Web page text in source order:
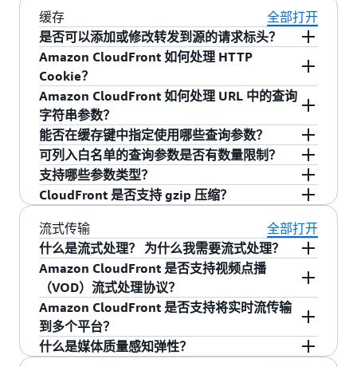
过 CloudFront 分发和源之间的加密通信实现
端到端数据保护。
应用程序。源 mTLS 可以确保只有您授权的
CloudFront 分发才能与 API 建立连接，从而防范
中间人攻击和未授权访问尝试。
码工作流。
行、需要在各类基础设施上实施统一安全控制的
组织，也适用于需要始终可以通过互联网访问源
以支持其他合法服务，同时仍然需要通过基于证
书身份验证保障 CloudFront 访问安全的场景。为
了最大程度地提高安全性，您可以将两种方法结
合使用：使用 VPC 源进行私有连接，并搭配源站
mTLS，通过为每个分发使用唯一的客户端证书，
实现分发级访问控制。
IPv4 成本。如果您想简化安全管理，VPC 源是完
美的选择，它可以让您更加专注于发展核心业
务，而不是管理复杂的安全措施。
管理 — VPC 源允许您将源移动到没有公共访
问权限的私有子网，而无需实施访问控制列
表、秘密共享标头或其他限制源访问权限的机
制，从而减少安全地 CloudFront - 源连接所需
的运营开销。这样，您就可以轻松使用
CloudFront 来保护他们的 Web 应用程序，而
无需投资于无差别的开发工作。
可扩展且性能出色 — 借助 VPC 源，客户可以
使用 CloudFront 的全球边缘站点和 AWS 主干
网络，享受与其他现有内容分发方法类似的规
模和性能，同时改善安全状况。该解决方案可
简化安全管理，同时为客户提供全球应用程序
交付，使您可以轻松将 CloudFront 用作应用
程序的单一前门。
用程序传送内容。
Amazon VPC 屏蔽公共访问权
限（VPC BPA）是一种简单的声明性控制，它通
过 AWS 提供的互联网路径权威地阻止传入（入
口）和传出（出口）VPC 流量。在具有 VPC 源的
子网上启用 VPC BPA 时，来自 CloudFront 的活
动连接将终止于该子网。不会向该子网发送新的
连接，而是将其路由到 VPC 源所在的其他子网
（未启用 BPA），或者如果 VPC 源所在的所有子
网都启用了 BPA，则该连接会被丢弃。
有 IPv4 地址，这些地址是免费的，并且不会产生
IPv4 费用。
支持。CloudFront 支持跨账户 VPC 源，可将您的
CloudFront 分发连接至其他 AWS 账户中私有
VPC 子网内的源。借助 AWS Resource Access
Manager（RAM），您可以在组织内的多个账户间
安全共享 VPC 源。这使您能够为联网基础设施和
应用程序分别维护单独的账户，同时使用
CloudFront 的全球分发网络及 VPC 源的增强安全
能力，且无需支付额外费用。
缓存
全部打开
是否可以添加或修改转发到源的请求标头？
可以，对于转发到源的请求，您可以配置 Amazon
CloudFront 以添加自定义标头，或覆盖现有标头
的值。您可以使用这些标头帮助确认对源的请求
发自 CloudFront；您甚至可以将自己的源配置为
仅允许包含指定自定义标头值的请求。此外，如
果要对同一个源使用多个 CloudFront 分配，您可
以使用自定义标头来区分每个不同分配所发送的
源请求。最后，自定义标头可用来帮助确定为您
的请求返回的正确 CORS 标头。您可以通过
CloudFront API 和 AWS 管理控制台来配置自定义
标头。此功能不会产生额外的费用。要详细了解
如何设置自定义标头，您可以在 此处阅读更多内
容。
Amazon CloudFront 如何处理 HTTP
Cookie？
Amazon CloudFront 支持分发用 HTTP cookie 自
定义或个性化的动态内容。要使用此功能，您需
要指定是否希望 Amazon CloudFront 将您的部分
或全部 Cookie 转发到自定义原始服务器。然后，
Amazon CloudFront 会在识别缓存中的唯一对象
时考虑到转发的 Cookie 的值。这样，您的最终用
户既可以通过 Cookie 享受专为他们个性化的内
容，又能享用 Amazon CloudFront 带来的性能优
势。您还可以选择将 Cookie 值记录在 Amazon
CloudFront 访问日志中。
Amazon CloudFront 如何处理 URL 中的查询
字符串参数？
您可以选择将查询字符串配置为缓存键的一部
分，以便识别 Amazon CloudFront 缓存中的对
象。这有助于您构建可在边缘站点上缓存特定时
间的动态网页（例如搜索结果）。
能否在缓存键中指定使用哪些查询参数？
可以。借助查询字符串白名单功能，您在缓存键
中仅使用特定参数即可轻松配置 Amazon
CloudFront，同时仍将所有参数转发到相应源
中。
可列入白名单的查询参数是否有数量限制？
是的。配置 Amazon CloudFront 时，您最多可将
10 个查询参数添加到白名单。
支持哪些参数类型？
Amazon CloudFront 支持 URI 查询参数（如
RFC3986 的 3.4 节中所定义）。具体而言，它支
持嵌入在 HTTP GET 字符串中“?”字符后，并通过
“&”字符分隔的查询参数。
CloudFront 是否支持 gzip 压缩？
支持。CloudFront 可以自动压缩文本或二进制数
据。要使用此功能，只需在您的缓存行为设置中
指明您希望 CloudFront 自动压缩对象，并确保您
的客户端在请求标头中添加“Accept-Encoding:
gzip”（大多数现代 Web 浏览器默认执行此操
作）。有关此功能的更多信息，请参阅
我们的开
发人员指南。
流式传输
全部打开
什么是流式处理？ 为什么我需要流式处理？
通常情况下，流式处理指的是通过 Internet 向最
终用户分发音频和视频，而无需在播放前下载媒
体文件。用于流式处理的协议包括那些使用 HTTP
进行分发的协议，如 Apple 的 HTTP Live
Streaming (HLS)、MPEG Dynamic Adaptive
Amazon CloudFront 是否支持视频点播
（VOD）流式处理协议？
支持。Amazon CloudFront 会为您提供多种选
项，方便您分发点播视频内容。如果您的媒体文
件在存储到 Amazon S3（或自定义源服务器）之
Amazon CloudFront 是否支持将实时流传输
到多个平台？
是的。您可以将 Amazon CloudFront 实时流与任
什么是媒体质量感知弹性？